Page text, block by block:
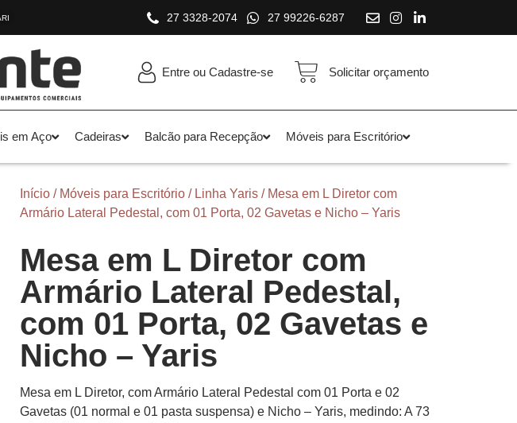
27 3328-2074 27 99226-6287
Entre ou Cadastre-se Solicitar orçamento
em Aço Cadeiras Balcão para Recepção Móveis para Escritório
Início/ Móveis para Escritório/ Linha Yaris/ Mesa em L Diretor com
Armário Lateral Pedestal, com 01 Porta, 02 Gavetas e Nicho – Yaris
Mesa em L Diretor com
Armário Lateral Pedestal,
com 01 Porta, 02 Gavetas e
Nicho – Yaris
Mesa em L Diretor, com Armário Lateral Pedestal com 01 Porta e 02
Gavetas (01 normal e 01 pasta suspensa) e Nicho – Yaris, medindo: A 73